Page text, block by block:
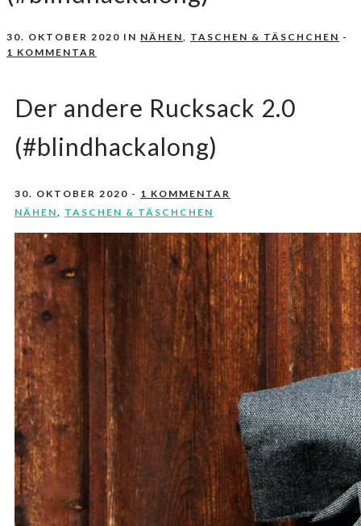
30. OKTOBER 2020 IN NÄHEN, TASCHEN & TÄSCHCHEN -
1 KOMMENTAR
Der andere Rucksack 2.0
(#blindhackalong)
30. OKTOBER 2020 - 1 KOMMENTAR
NÄHEN
TASCHEN & TÄSCHCHEN